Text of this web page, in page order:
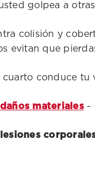
golpea a
colisión y
evitan que
conduce tu
materiales-